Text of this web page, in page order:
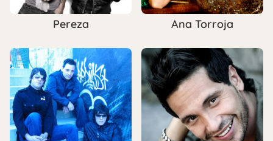
Pereza Ana Torroja